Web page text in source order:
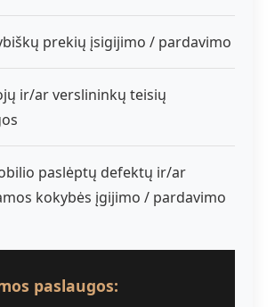
prekių įsigijimo / pardavimo
ir/ar verslininkų teisių
paslėptų defektų ir/ar
kokybės įgijimo / pardavimo
paslaugos: